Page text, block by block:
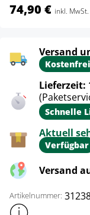
74,90 € inkl. MwSt.
Versand
Kostenfrei
Lieferzeit:
Schnelle
Aktuell
Verfügbar
Versand
Artikelnummer:
Weitere